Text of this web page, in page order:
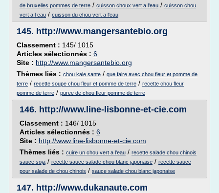
de bruxelles pommes de terre / cuisson choux vert a l'eau / cuisson chou
vert a l eau / cuisson du chou vert a l'eau
145. http://www.mangersantebio.org
Classement : 145/ 1015
Articles sélectionnés : 6
Site : http://www.mangersantebio.org
Thèmes liés : chou kale sante / que faire avec chou fleur et pomme de
terre / recette soupe chou fleur et pomme de terre / recette chou fleur
pomme de terre / puree de chou fleur pomme de terre
146. http://www.line-lisbonne-et-cie.com
Classement : 146/ 1015
Articles sélectionnés : 6
Site : http://www.line-lisbonne-et-cie.com
Thèmes liés : cuire un chou vert a l'eau / recette salade chou chinois
sauce soja / recette sauce salade chou blanc japonaise / recette sauce
pour salade de chou chinois / sauce salade chou blanc japonaise
147. http://www.dukanaute.com